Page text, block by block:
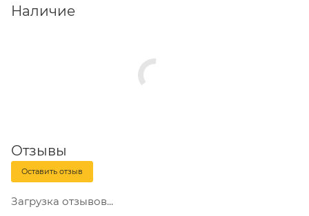
Наличие
Отзывы
Оставить отзыв
Загрузка отзывов...